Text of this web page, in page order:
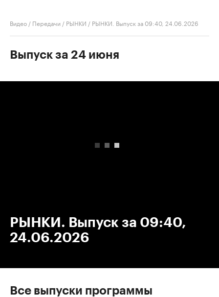
Видео / Передачи / РЫНКИ / РЫНКИ. Выпуск за 09:40, 24.06.2026
Выпуск за 24 июня
РЫНКИ. Выпуск за 09:40,
24.06.2026
Все выпуски программы